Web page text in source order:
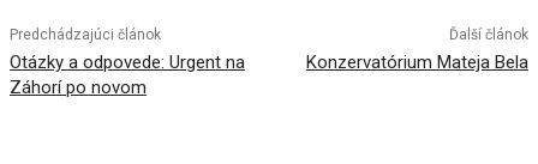
Predchádzajúci článok
Otázky a odpovede: Urgent na
Záhorí po novom
Ďalší článok
Konzervatórium Mateja Bela